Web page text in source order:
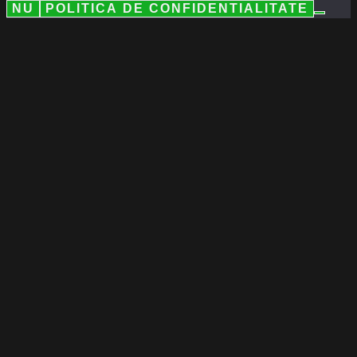
NU
POLITICA DE CONFIDENTIALITATE